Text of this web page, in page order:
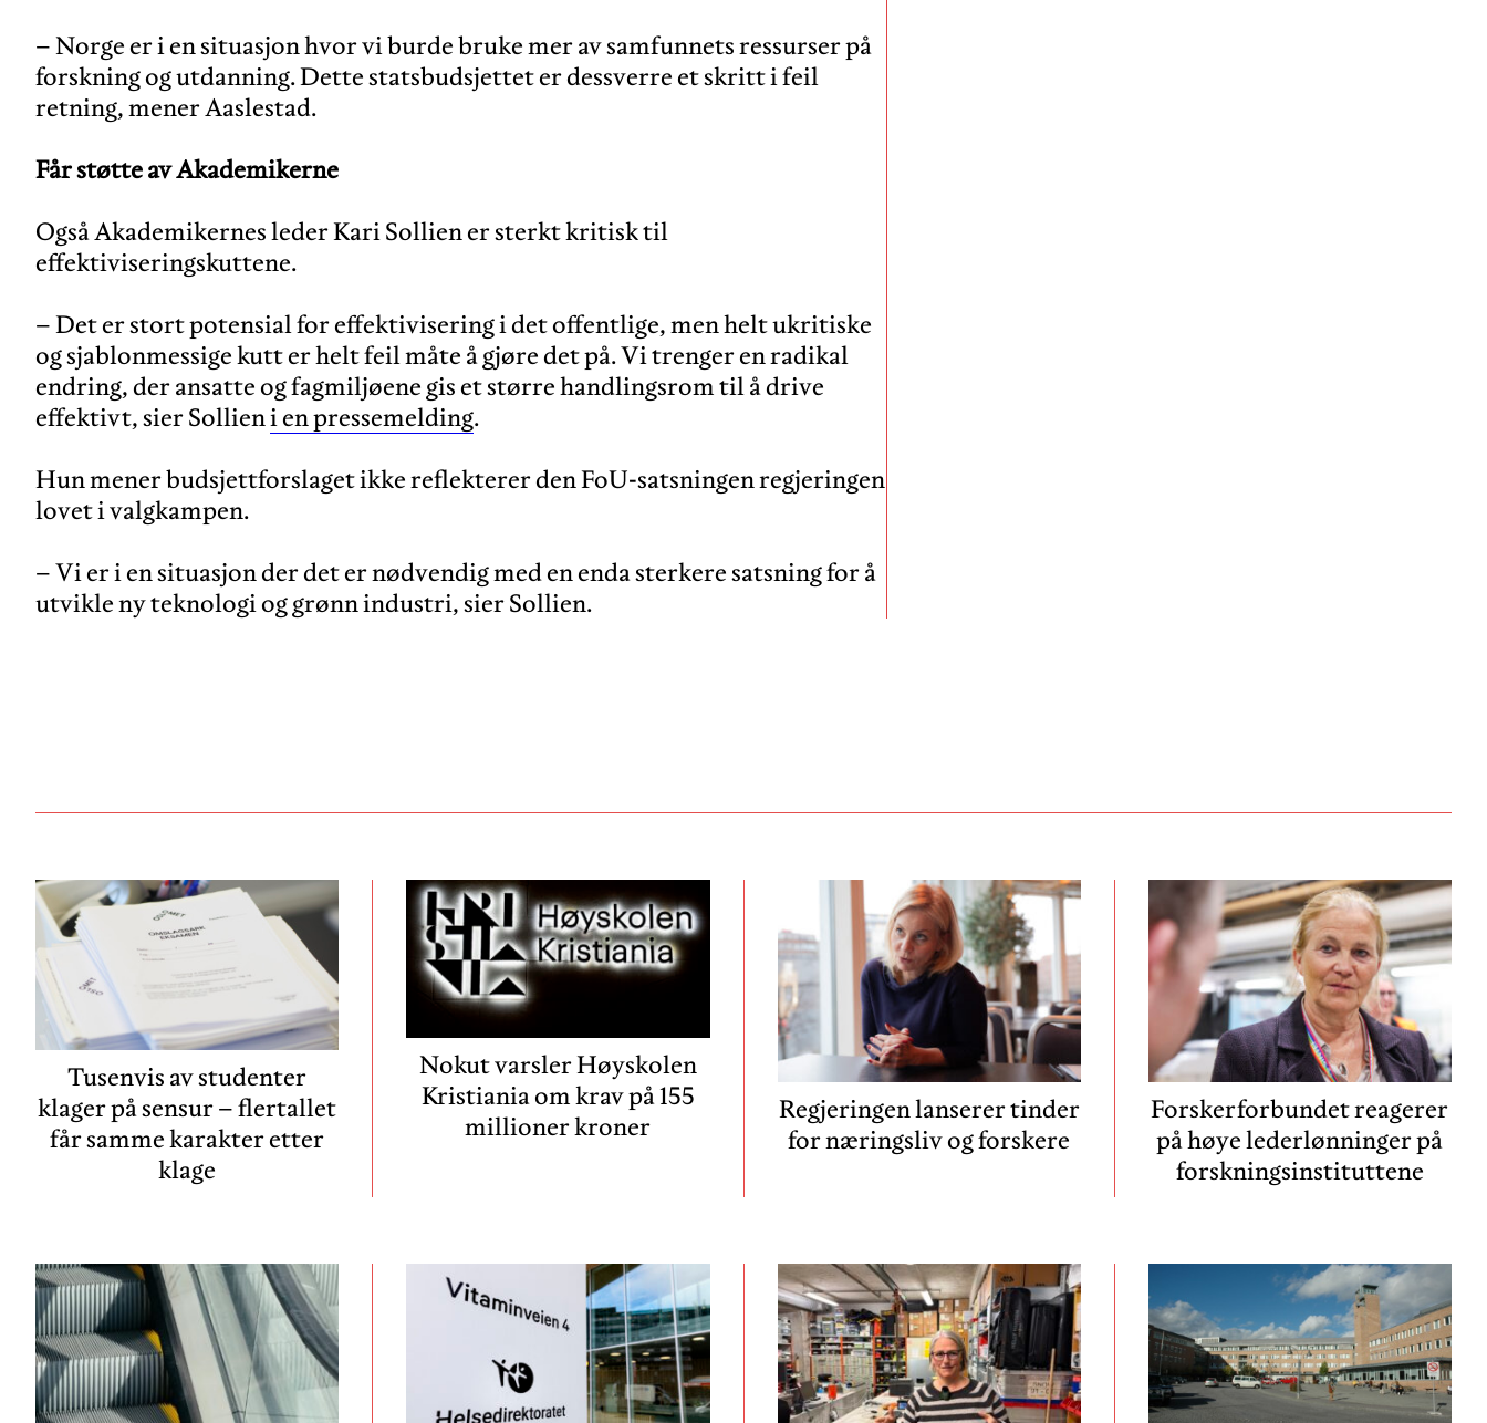
– Norge er i en situasjon hvor vi burde bruke mer av samfunnets ressurser på
forskning og utdanning. Dette statsbudsjettet er dessverre et skritt i feil
retning, mener Aaslestad.
Får støtte av Akademikerne
Også Akademikernes leder Kari Sollien er sterkt kritisk til
effektiviseringskuttene.
– Det er stort potensial for effektivisering i det offentlige, men helt ukritiske
og sjablonmessige kutt er helt feil måte å gjøre det på. Vi trenger en radikal
endring, der ansatte og fagmiljøene gis et større handlingsrom til å drive
effektivt, sier Sollieni en pressemelding.
Hun mener budsjettforslaget ikke reflekterer den FoU-satsningen regjeringen
lovet i valgkampen.
– Vi er i en situasjon der det er nødvendig med en enda sterkere satsning for å
Tusenvis av studenter
klager på sensur – flertallet
får samme karakter etter
klage
Nokut varsler Høyskolen
Kristiania om krav på 155
millioner kroner
Regjeringen lanserer tinder
for næringsliv og forskere
Forskerforbundet reagerer
på høye lederlønninger på
forskningsinstituttene